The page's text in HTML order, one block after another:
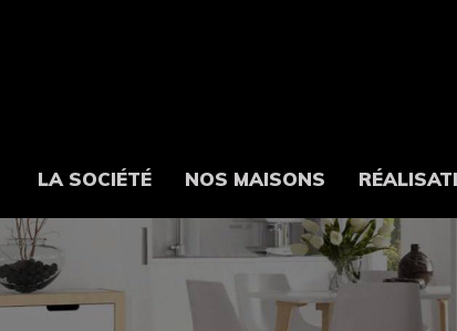
LA SOCIÉTÉ NOS MAISONS